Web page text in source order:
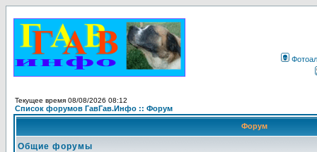
Текущее время 08/08/2026 08:12
Список форумов ГавГав.Инфо :: Форум
Форум
Общие форумы